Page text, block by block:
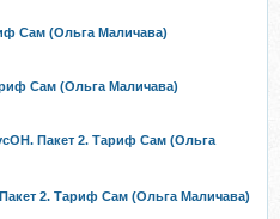
Сам (Ольга Маличава)
Сам (Ольга Маличава)
Пакет 2. Тариф Сам (Ольга
2. Тариф Сам (Ольга Маличава)